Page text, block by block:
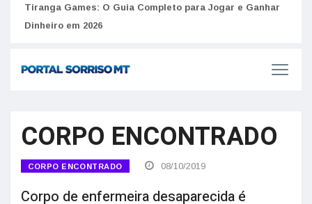
Tiranga Games: O Guia Completo para Jogar e Ganhar
Dinheiro em 2026
CORPO ENCONTRADO
CORPO ENCONTRADO 08/10/2019
Corpo de enfermeira desaparecida é